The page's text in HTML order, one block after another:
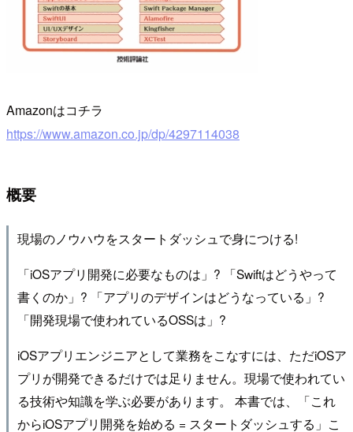
Amazonはコチラ
https://www.amazon.co.jp/dp/4297114038
概要
現場のノウハウをスタートダッシュで身につける!
「iOSアプリ開発に必要なものは」? 「Swiftはどうやって
書くのか」? 「アプリのデザインはどうなっている」?
「開発現場で使われているOSSは」?
iOSアプリエンジニアとして業務をこなすには、ただiOSア
プリが開発できるだけでは足りません。現場で使われてい
る技術や知識を学ぶ必要があります。 本書では、「これ
からiOSアプリ開発を始める = スタートダッシュする」こ